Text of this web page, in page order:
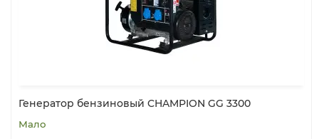
Генератор бензиновый CHAMPION GG 3300
Мало